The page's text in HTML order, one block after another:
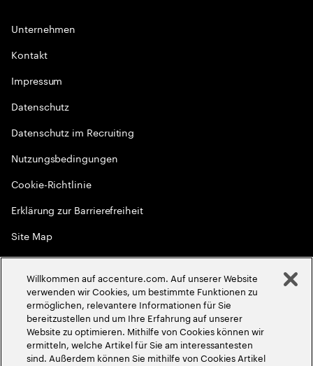
Unternehmen
Kontakt
Impressum
Datenschutz
Datenschutz im Recruiting
Nutzungsbedingungen
Cookie-Richtlinie
Erklärung zur Barrierefreiheit
Site Map
Globale Meritokratie
2026Accenture. Alle Rechte vorbehalten
Willkommen auf accenture.com. Auf unserer Website
verwenden wir Cookies, um bestimmte Funktionen zu
ermöglichen, relevantere Informationen für Sie
bereitzustellen und um Ihre Erfahrung auf unserer
Website zu optimieren. Mithilfe von Cookies können wir
ermitteln, welche Artikel für Sie am interessantesten
sind. Außerdem können Sie mithilfe von Cookies Artikel